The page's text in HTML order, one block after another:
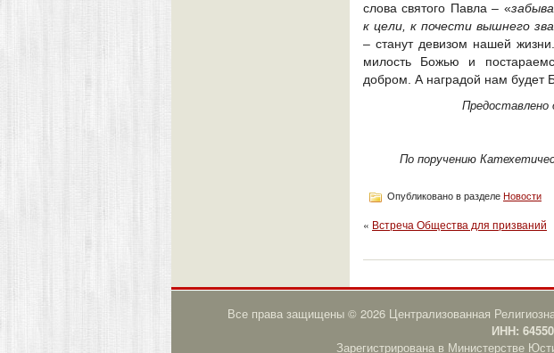
слова святого Павла – «
к цели, к почести вышнего
– станут девизом нашей
милость Божью и
добром. А наградой нам будет
Предоставлено
По поручению
Опубликовано в разделе Новости
« Встреча Общества для призваний
Все права защищены © 2026 Централизованная
ИНН:
Зарегистрирована в Министерстве